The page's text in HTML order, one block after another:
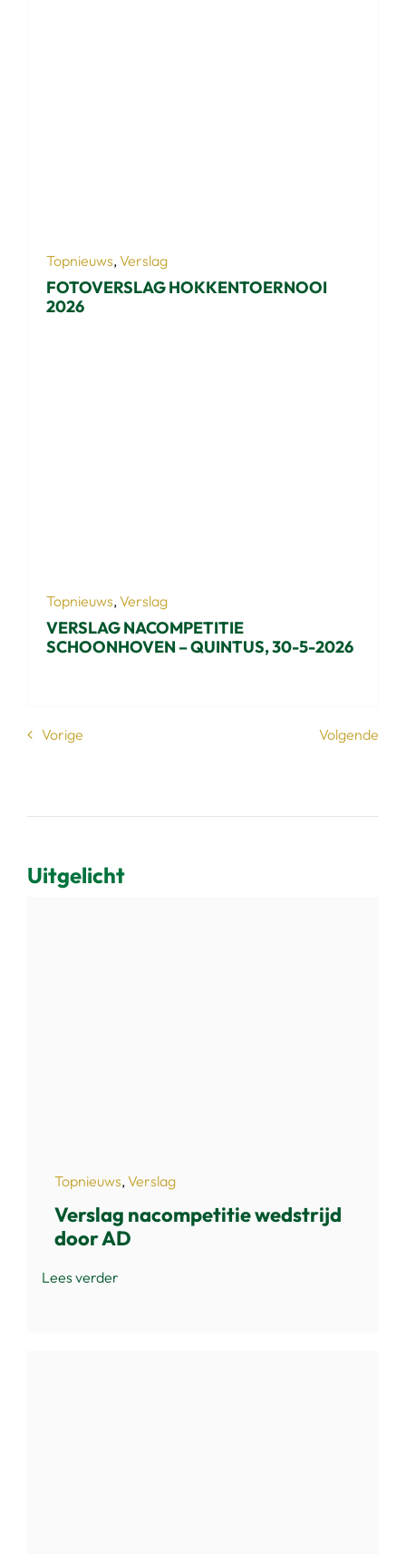
Topnieuws, Verslag
FOTOVERSLAG HOKKENTOERNOOI
2026
Topnieuws, Verslag
VERSLAG NACOMPETITIE
SCHOONHOVEN – QUINTUS, 30-5-2026
Vorige Volgende
Uitgelicht
Topnieuws,Verslag
Verslag nacompetitie wedstrijd
door AD
Lees verder